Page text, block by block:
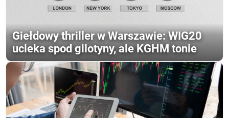
Giełdowy thriller w Warszawie: WIG20
ucieka spod gilotyny, ale KGHM tonie